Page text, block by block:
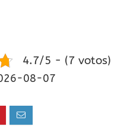
4.7/5 - (7 votos)
08-07